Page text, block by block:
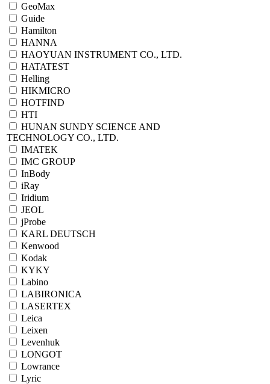
GeoMax
Guide
Hamilton
HANNA
HAOYUAN INSTRUMENT CO., LTD.
HATATEST
Helling
HIKMICRO
HOTFIND
HTI
HUNAN SUNDY SCIENCE AND
TECHNOLOGY CO., LTD.
IMATEK
IMC GROUP
InBody
iRay
Iridium
JEOL
jProbe
KARL DEUTSCH
Kenwood
Kodak
KYKY
Labino
LABIRONICA
LASERTEX
Leica
Leixen
Levenhuk
LONGOT
Lowrance
Lyric